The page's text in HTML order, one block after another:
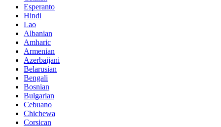
Esperanto
Hindi
Lao
Albanian
Amharic
Armenian
Azerbaijani
Belarusian
Bengali
Bosnian
Bulgarian
Cebuano
Chichewa
Corsican